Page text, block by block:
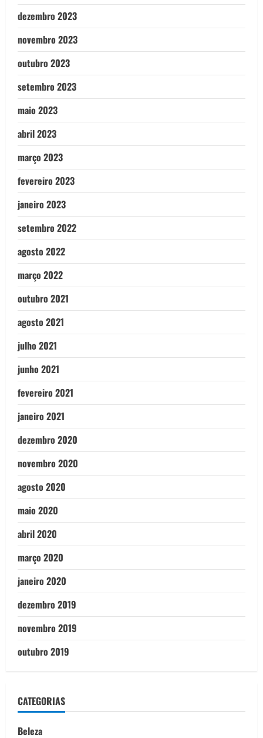
dezembro 2023
novembro 2023
outubro 2023
setembro 2023
maio 2023
abril 2023
março 2023
fevereiro 2023
janeiro 2023
setembro 2022
agosto 2022
março 2022
outubro 2021
agosto 2021
julho 2021
junho 2021
fevereiro 2021
janeiro 2021
dezembro 2020
novembro 2020
agosto 2020
maio 2020
abril 2020
março 2020
janeiro 2020
dezembro 2019
novembro 2019
outubro 2019
CATEGORIAS
Beleza